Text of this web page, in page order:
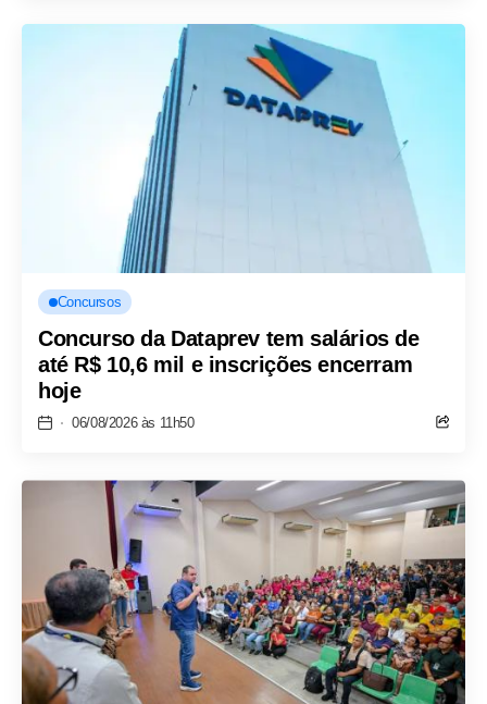
Concursos
Concurso da Dataprev tem salários de
até R$ 10,6 mil e inscrições encerram
hoje
06/08/2026 às 11h50